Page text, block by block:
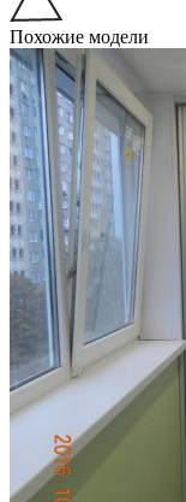
Похожие модели